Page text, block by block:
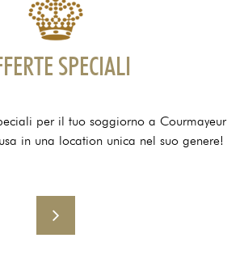
SPECIALI
per il tuo soggiorno a Courmayeur
in una location unica nel suo genere!